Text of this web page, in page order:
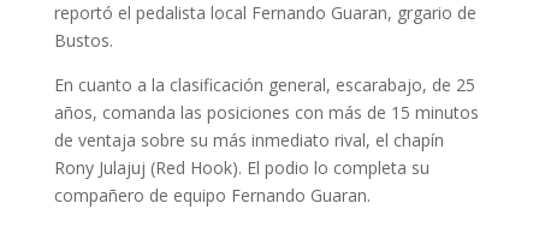
reportó el pedalista local Fernando Guaran, grgario de
Bustos.
En cuanto a la clasificación general, escarabajo, de 25
años, comanda las posiciones con más de 15 minutos
de ventaja sobre su más inmediato rival, el chapín
Rony Julajuj (Red Hook). El podio lo completa su
compañero de equipo Fernando Guaran.